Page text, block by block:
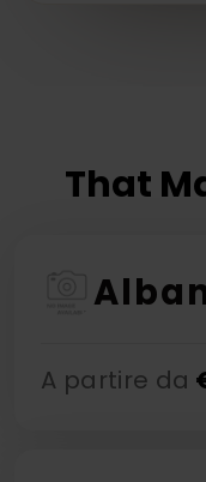
That
A partire da